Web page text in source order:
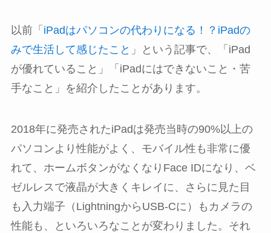
以前「 iPadはパソコンの代わりになる！？iPadの
みで生活して感じたこと 」という記事で、「iPad
が優れていること」「iPadにはできないこと・苦
手なこと」を紹介したことがあります。
2018年に発売されたiPadは発売当時の90%以上の
パソコンより性能がよく、モバイル性も非常に優
れて、ホームボタンがなくなりFace IDになり、ベ
ゼルレスで液晶が大きくキレイに、さらに見た目
も入力端子（LightningからUSB-Cに）もカメラの
性能も、といろいろなことが変わりました。それ